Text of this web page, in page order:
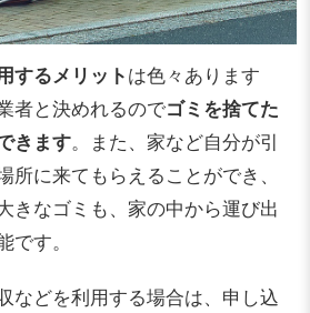
するメリットは色々あります
者と決めれるのでゴミを捨てた
きます。また、家など自分が引
所に来てもらえることができ、
きなゴミも、家の中から運び出
です。
などを利用する場合は、申し込